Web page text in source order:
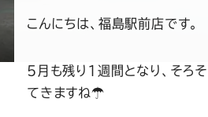
ー
ツ
SADA
ー
ツ
SADA
ー
ツ
ー
ツ
日
こんにちは、福島駅前店です。
5月も残り1週間となり、そろ
てきますね☂